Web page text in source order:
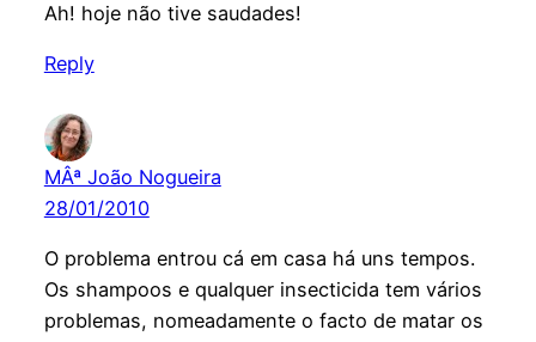
Ah! hoje não tive saudades!
Reply
MÂª João Nogueira
28/01/2010
O problema entrou cá em casa há uns tempos.
Os shampoos e qualquer insecticida tem vários
problemas, nomeadamente o facto de matar os